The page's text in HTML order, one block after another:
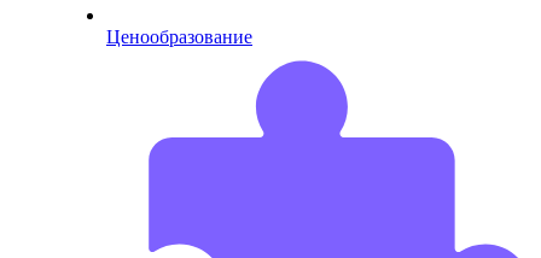
Ценообразование